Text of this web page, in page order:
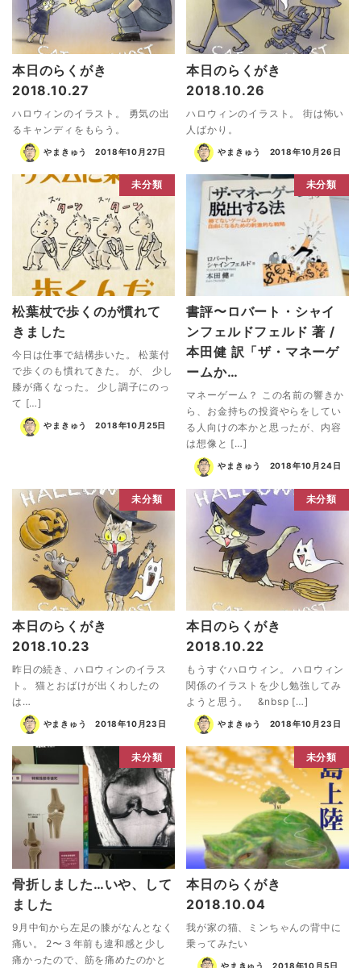
本日のらくがき
2018.10.27
ハロウィンのイラスト。 勇気の出
るキャンディをもらう。
やまきゅう 2018年10月27日
本日のらくがき
2018.10.26
ハロウィンのイラスト。 街は怖い
人ばかり。
やまきゅう 2018年10月26日
未分類
松葉杖で歩くのが慣れて
きました
今日は仕事で結構歩いた。 松葉付
で歩くのも慣れてきた。 が、 少し
膝が痛くなった。 少し調子にのっ
て […]
やまきゅう 2018年10月25日
未分類
書評〜ロバート・シャイ
ンフェルドフェルド 著 /
本田健 訳「ザ・マネーゲ
ームか…
マネーゲーム？ この名前の響きか
ら、お金持ちの投資やらをしてい
る人向けの本かと思ったが、内容
は想像と […]
やまきゅう 2018年10月24日
未分類
本日のらくがき
2018.10.23
昨日の続き、ハロウィンのイラス
ト。 猫とおばけが出くわしたの
は…
やまきゅう 2018年10月23日
未分類
本日のらくがき
2018.10.22
もうすぐハロウィン。 ハロウィン
関係のイラストを少し勉強してみ
ようと思う。 &nbsp […]
やまきゅう 2018年10月23日
未分類
骨折しました…いや、して
ました
9月中旬から左足の膝がなんとなく
痛い。 2〜３年前も違和感と少し
痛かったので、筋を痛めたのかと
未分類
本日のらくがき
2018.10.04
我が家の猫、ミンちゃんの背中に
乗ってみたい
やまきゅう 2018年10月5日